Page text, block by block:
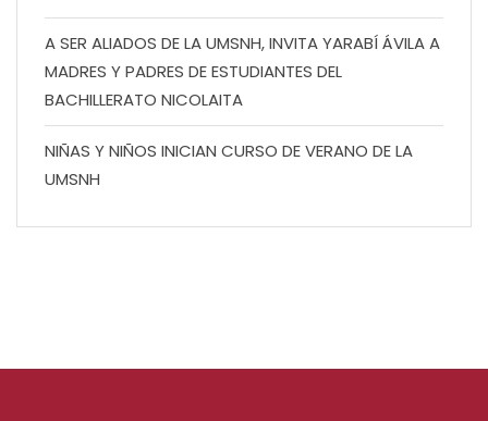
A SER ALIADOS DE LA UMSNH, INVITA YARABÍ ÁVILA A
MADRES Y PADRES DE ESTUDIANTES DEL
BACHILLERATO NICOLAITA
NIÑAS Y NIÑOS INICIAN CURSO DE VERANO DE LA
UMSNH